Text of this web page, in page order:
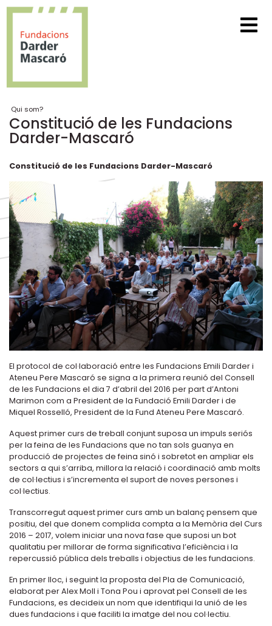
Qui som?
Constitució de les Fundacions
Darder-Mascaró
Constitució de les Fundacions Darder-Mascaró
El protocol de col·laboració entre les Fundacions Emili Darder i
Ateneu Pere Mascaró se signa a la primera reunió del Consell
de les Fundacions el dia 7 d’abril del 2016 per part d’Antoni
Marimon com a President de la Fundació Emili Darder i de
Miquel Rosselló, President de la Fund Ateneu Pere Mascaró.
Aquest primer curs de treball conjunt suposa un impuls seriós
per la feina de les Fundacions que no tan sols guanya en
producció de projectes de feina sinó i sobretot en ampliar els
sectors a qui s’arriba, millora la relació i coordinació amb molts
de col·lectius i s’incrementa el suport de noves persones i
col·lectius.
Transcorregut aquest primer curs amb un balanç pensem que
positiu, del que donem complida compta a la Memòria del Curs
2016 – 2017, volem iniciar una nova fase que suposi un bot
qualitatiu per millorar de forma significativa l’eficiència i la
repercussió pública dels treballs i objectius de les fundacions.
En primer lloc, i seguint la proposta del Pla de Comunicació,
elaborat per Alex Moll i Tona Pou i aprovat pel Consell de les
Fundacions, es decideix un nom que identifiqui la unió de les
dues fundacions i que faciliti la imatge del nou col·lectiu.